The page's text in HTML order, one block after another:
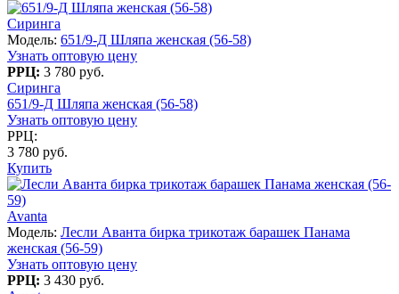
Сиринга
Модель: 651/9-Д Шляпа женская (56-58)
Узнать оптовую цену
РРЦ: 3 780 руб.
Сиринга
651/9-Д Шляпа женская (56-58)
Узнать оптовую цену
РРЦ:
3 780 руб.
Купить
Avanta
Модель: Лесли Аванта бирка трикотаж барашек Панама
женская (56-59)
Узнать оптовую цену
РРЦ: 3 430 руб.